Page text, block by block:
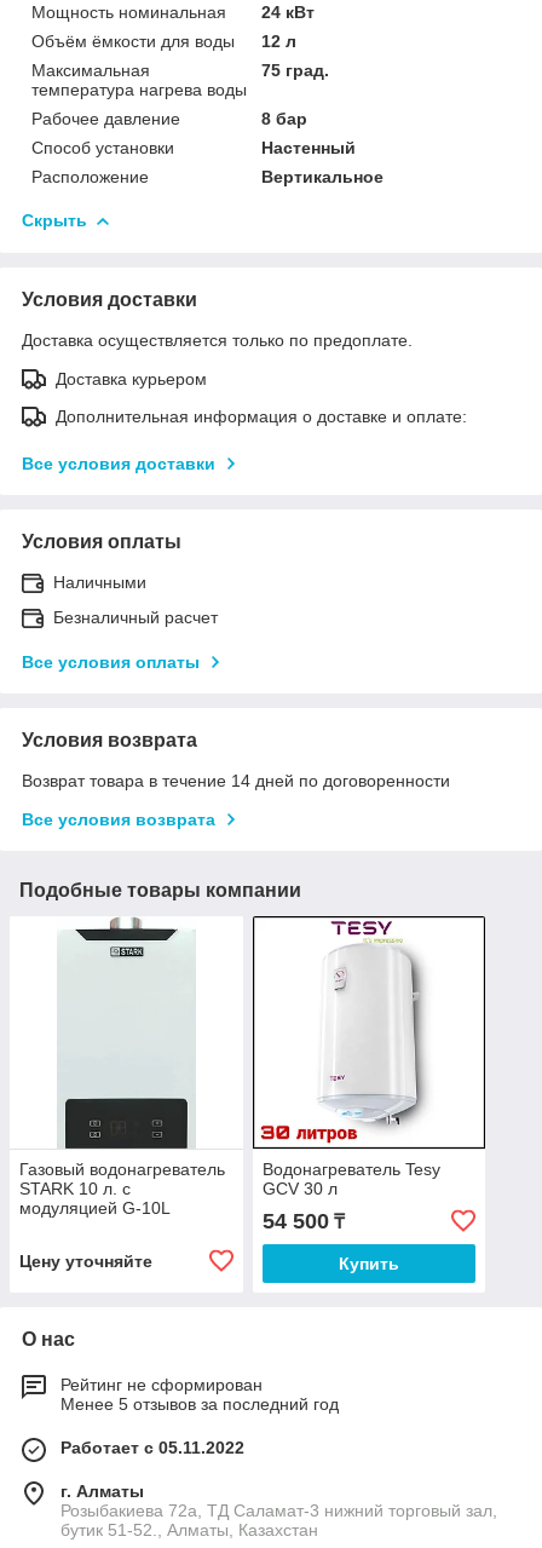
Мощность номинальная
24 кВт
Объём ёмкости для воды
12 л
Максимальная
температура нагрева воды
75 град.
Рабочее давление
8 бар
Способ установки
Настенный
Расположение
Вертикальное
Скрыть
Условия доставки
Доставка осуществляется только по предоплате.
Доставка курьером
Дополнительная информация о доставке и оплате:
Все условия доставки
Условия оплаты
Наличными
Безналичный расчет
Все условия оплаты
Условия возврата
Возврат товара в течение 14 дней по договоренности
Все условия возврата
Подобные товары компании
Газовый водонагреватель
STARK 10 л. с
модуляцией G-10L
Цену уточняйте
Водонагреватель Tesy
GCV 30 л
54 500₸
Купить
О нас
Рейтинг не сформирован
Менее 5 отзывов за последний год
Работает с 05.11.2022
г. Алматы
Розыбакиева 72а, ТД Саламат-3 нижний торговый зал,
бутик 51-52., Алматы, Казахстан